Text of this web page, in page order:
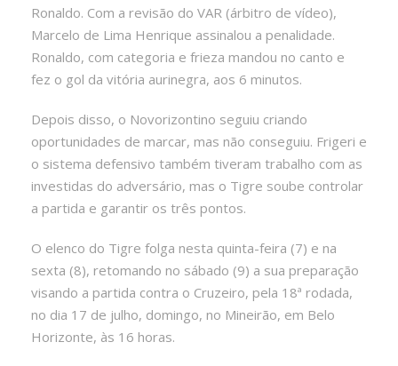
Ronaldo. Com a revisão do VAR (árbitro de vídeo),
Marcelo de Lima Henrique assinalou a penalidade.
Ronaldo, com categoria e frieza mandou no canto e
fez o gol da vitória aurinegra, aos 6 minutos.
Depois disso, o Novorizontino seguiu criando
oportunidades de marcar, mas não conseguiu. Frigeri e
o sistema defensivo também tiveram trabalho com as
investidas do adversário, mas o Tigre soube controlar
a partida e garantir os três pontos.
O elenco do Tigre folga nesta quinta-feira (7) e na
sexta (8), retomando no sábado (9) a sua preparação
visando a partida contra o Cruzeiro, pela 18ª rodada,
no dia 17 de julho, domingo, no Mineirão, em Belo
Horizonte, às 16 horas.